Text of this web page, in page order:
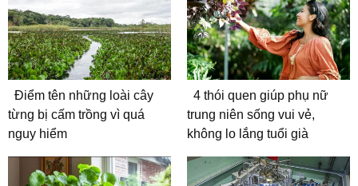
Điểm tên những loài cây
từng bị cấm trồng vì quá
nguy hiểm
4 thói quen giúp phụ nữ
trung niên sống vui vẻ,
không lo lắng tuổi già